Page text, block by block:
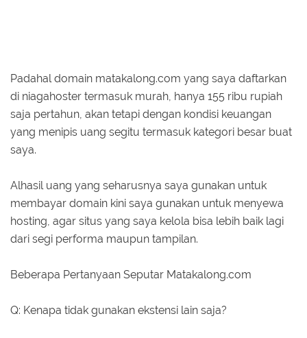
Padahal domain matakalong.com yang saya daftarkan
di niagahoster termasuk murah, hanya 155 ribu rupiah
saja pertahun, akan tetapi dengan kondisi keuangan
yang menipis uang segitu termasuk kategori besar buat
saya.
Alhasil uang yang seharusnya saya gunakan untuk
membayar domain kini saya gunakan untuk menyewa
hosting, agar situs yang saya kelola bisa lebih baik lagi
dari segi performa maupun tampilan.
Beberapa Pertanyaan Seputar Matakalong.com
Q: Kenapa tidak gunakan ekstensi lain saja?